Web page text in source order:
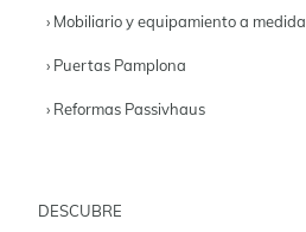
› Mobiliario y equipamiento a medida
› Puertas Pamplona
› Reformas Passivhaus
DESCUBRE